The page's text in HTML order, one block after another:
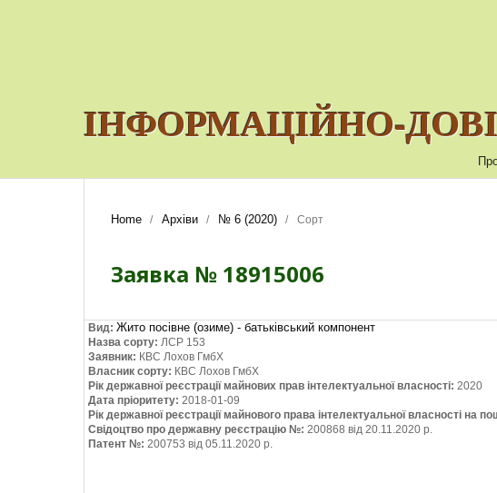
ІНФОРМАЦІЙНО-
Home / Архіви / № 6 (2020) / Сорт
Заявка № 18915006
Вид: Жито посівне (озиме) - батьківський компонент
Назва сорту: ЛСР 153
Заявник: КВС Лохов ГмбХ
Власник сорту: КВС Лохов ГмбХ
Рік державної реєстрації майнових прав інтелектуальної власності: 2020
Дата пріоритету: 2018-01-09
Рік державної реєстрації майнового права інтелектуальної власності на
Свідоцтво про державну реєстрацію №: 200868 від 20.11.2020 р.
Патент №: 200753 від 05.11.2020 р.